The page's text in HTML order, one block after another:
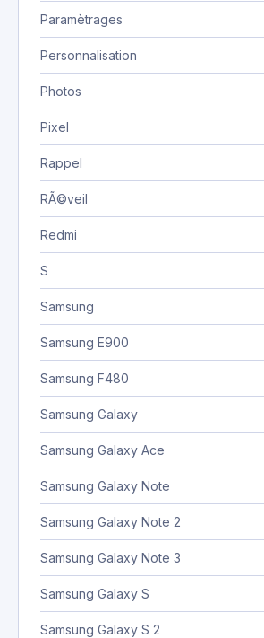
Paramètrages
Personnalisation
Photos
Pixel
Rappel
RÃ©veil
Redmi
S
Samsung
Samsung E900
Samsung F480
Samsung Galaxy
Samsung Galaxy Ace
Samsung Galaxy Note
Samsung Galaxy Note 2
Samsung Galaxy Note 3
Samsung Galaxy S
Samsung Galaxy S 2